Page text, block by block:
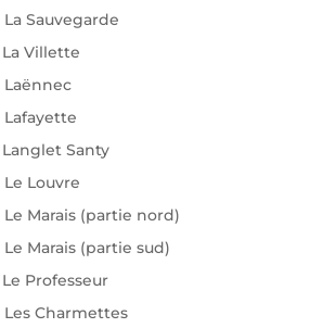
Sauvegarde
Villette
Santy
Louvre
Marais (partie nord)
Marais (partie sud)
Professeur
Charmettes